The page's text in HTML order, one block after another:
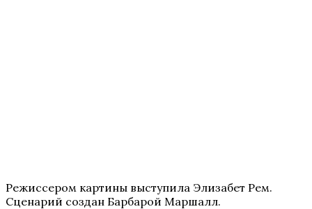
Режиссером картины выступила Элизабет Рем.
Сценарий создан Барбарой Маршалл.